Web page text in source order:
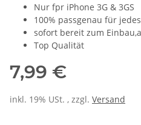
Nur fpr iPhone 3G & 3GS
100% passgenau für
sofort bereit zum Einbau,a
Top Qualität
7,99 €
inkl. 19% USt. , zzgl. Versand